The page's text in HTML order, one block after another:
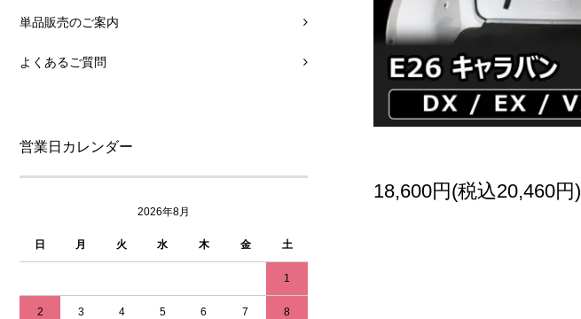
単品販売のご案内
よくあるご質問
営業日カレンダー
2026年8月
日 月 火 水 木 金 土
1
2 3 4 5 6 7 8
18,600円(税込20,460円)